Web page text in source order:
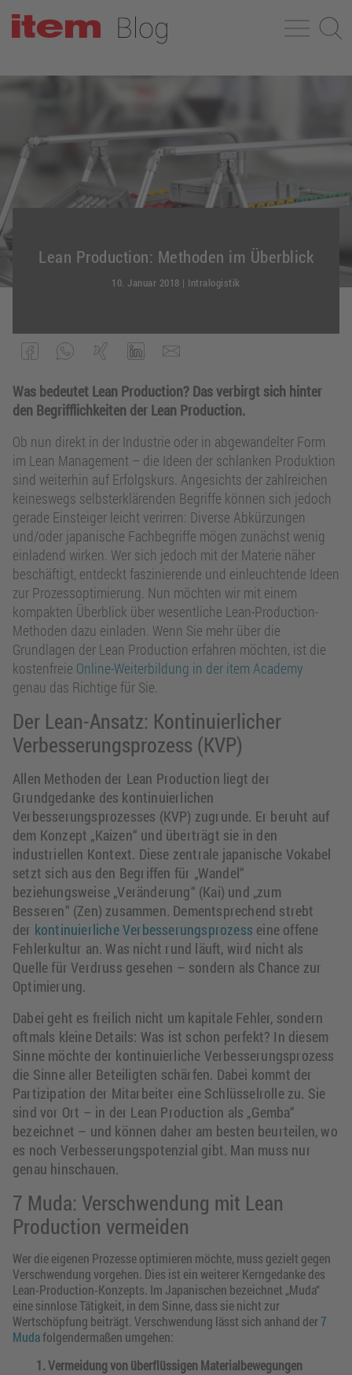
Lean Production: Methoden im Überblick
10. Januar 2018 | Intralogistik
Was bedeutet Lean Production? Das verbirgt sich hinter
den Begrifflichkeiten der Lean Production.
Ob nun direkt in der Industrie oder in abgewandelter Form
im Lean Management – die Ideen der schlanken Produktion
sind weiterhin auf Erfolgskurs. Angesichts der zahlreichen
keineswegs selbsterklärenden Begriffe können sich jedoch
gerade Einsteiger leicht verirren: Diverse Abkürzungen
und/oder japanische Fachbegriffe mögen zunächst wenig
einladend wirken. Wer sich jedoch mit der Materie näher
beschäftigt, entdeckt faszinierende und einleuchtende Ideen
zur Prozessoptimierung. Nun möchten wir mit einem
kompakten Überblick über wesentliche Lean-Production-
Methoden dazu einladen. Wenn Sie mehr über die
Grundlagen der Lean Production erfahren möchten, ist die
kostenfreie Online-Weiterbildung in der item Academy
genau das Richtige für Sie.
Der Lean-Ansatz: Kontinuierlicher
Verbesserungsprozess (KVP)
Allen Methoden der Lean Production liegt der
Grundgedanke des kontinuierlichen
Verbesserungsprozesses (KVP) zugrunde. Er beruht auf
dem Konzept „Kaizen“ und überträgt sie in den
industriellen Kontext. Diese zentrale japanische Vokabel
setzt sich aus den Begriffen für „Wandel“
beziehungsweise „Veränderung“ (Kai) und „zum
Besseren“ (Zen) zusammen. Dementsprechend strebt
der kontinuierliche Verbesserungsprozess eine offene
Fehlerkultur an. Was nicht rund läuft, wird nicht als
Quelle für Verdruss gesehen – sondern als Chance zur
Optimierung.
Dabei geht es freilich nicht um kapitale Fehler, sondern
oftmals kleine Details: Was ist schon perfekt? In diesem
Sinne möchte der kontinuierliche Verbesserungsprozess
die Sinne aller Beteiligten schärfen. Dabei kommt der
Partizipation der Mitarbeiter eine Schlüsselrolle zu. Sie
sind vor Ort – in der Lean Production als „Gemba“
bezeichnet – und können daher am besten beurteilen, wo
es noch Verbesserungspotenzial gibt. Man muss nur
genau hinschauen.
7 Muda: Verschwendung mit Lean
Production vermeiden
Wer die eigenen Prozesse optimieren möchte, muss gezielt gegen
Verschwendung vorgehen. Dies ist ein weiterer Kerngedanke des
Lean-Production-Konzepts. Im Japanischen bezeichnet „Muda“
eine sinnlose Tätigkeit, in dem Sinne, dass sie nicht zur
Wertschöpfung beiträgt. Verschwendung lässt sich anhand der7
Mudafolgendermaßen umgehen:
1. Vermeidung von überflüssigen Materialbewegungen